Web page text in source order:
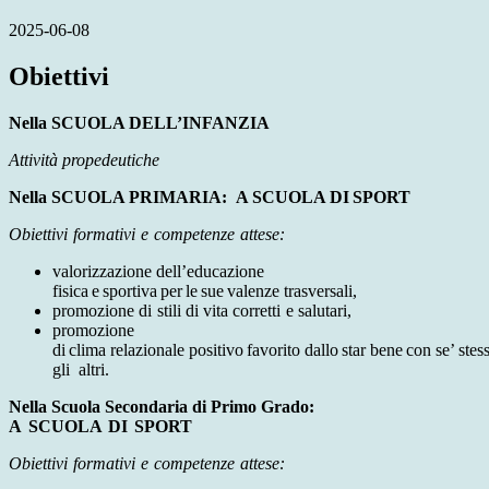
2025-06-08
Obiettivi
Nella SCUOLA DELL’INFANZIA
Attività propedeutiche
Nella SCUOLA PRIMARIA: A SCUOLA DISPORT
Obiettivi formativi e competenze attese:
valorizzazione dell’educazione
fisica esportiva perlesuevalenze trasversali,
promozione di stili di vita corretti e salutari,
promozione
di clima relazionale positivo favorito dallo star bene con se’
gli altri.
Nella Scuola Secondaria di Primo Grado:
A SCUOLA DI SPORT
Obiettivi formativi e competenze attese: